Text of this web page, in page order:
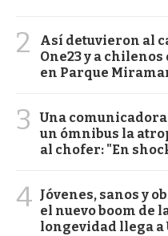
2
Así detuvieron al
One23 y a
en Parque
3
Una comunicadora
un ómnibus la
al chofer: "En
4 Jóvenes, sanos y
el nuevo boom de
longevidad llega a